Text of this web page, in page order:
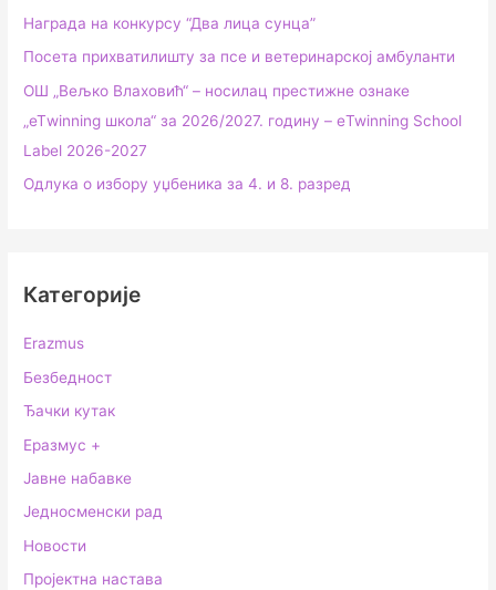
Награда на конкурсу “Два лица сунца”
Посета прихватилишту за псе и ветеринарској амбуланти
ОШ „Вељко Влаховић“ – носилац престижне ознаке
„еТwinning школа“ за 2026/2027. годину – еTwinning School
Label 2026-2027
Одлука о избору уџбеника за 4. и 8. разред
Категорије
Erazmus
Безбедност
Ђачки кутак
Еразмус +
Јавне набавке
Једносменски рад
Новости
Пројектна настава